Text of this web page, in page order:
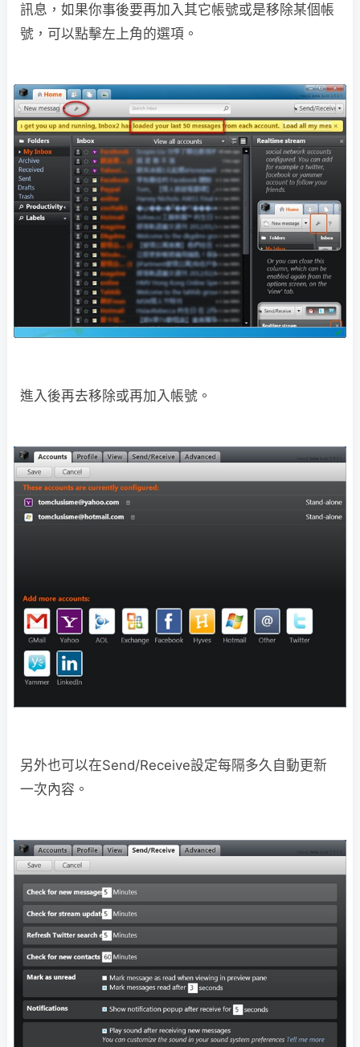
訊息，如果你事後要再加入其它帳號或是移除某個帳
號，可以點擊左上角的選項。
進入後再去移除或再加入帳號。
另外也可以在Send/Receive設定每隔多久自動更新
一次內容。